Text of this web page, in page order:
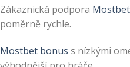
Zákaznická podpora Mostbet
poměrně rychle.
Mostbet bonus s nízkými